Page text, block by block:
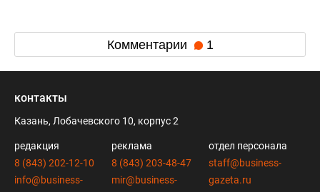
Комментарии 1
контакты
Казань, Лобачевского 10, корпус 2
редакция
8 (843) 202-12-10
info@business-
реклама
8 (843) 203-48-47
mir@business-
отдел персонала
staff@business-
gazeta.ru